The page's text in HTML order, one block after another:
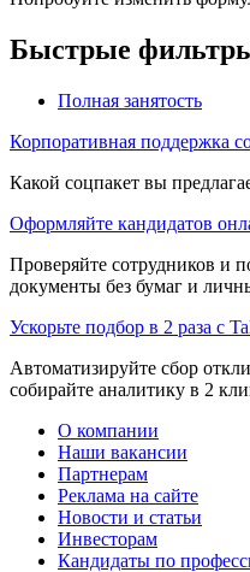
Быстрые
Полная занятость
Корпоративная поддержка
Какой соцпакет вы
Оформляйте кандидатов
Проверяйте сотрудников и
документы без бумаг и
Ускорьте подбор в 2 раза с
Автоматизируйте сбор
собирайте аналитику в 2
О компании
Наши вакансии
Партнерам
Реклама на сайте
Новости и статьи
Инвесторам
Кандидаты по